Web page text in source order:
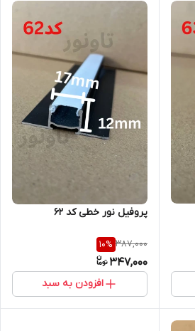
پروفیل نور خطی کد 62
387,000
10%
347,000
افزودن به سبد